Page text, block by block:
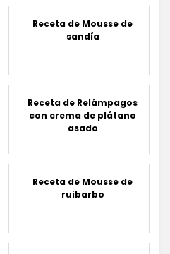
Receta de Mousse de
sandía
Receta de Relámpagos
con crema de plátano
asado
Receta de Mousse de
ruibarbo